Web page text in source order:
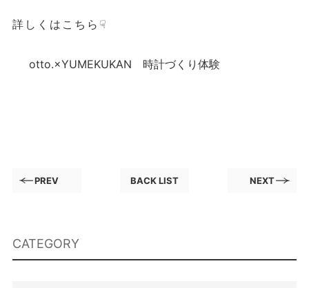
詳しくはこちら☟
otto.×YUMEKUKAN 時計づくり体験
PREV BACK LIST NEXT
CATEGORY